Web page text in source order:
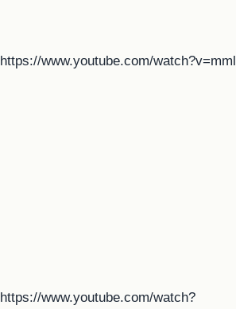
https://www.youtube.com/
https://www.youtube.com/watch?